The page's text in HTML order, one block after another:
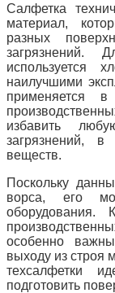
Салфетка
материал,
разных
загрязнений.
используется
наилучшими
применяется
избавить
загрязнений,
веществ.
Поскольку
ворса, его
особенно
выходу из строя
техсалфетки
подготовить